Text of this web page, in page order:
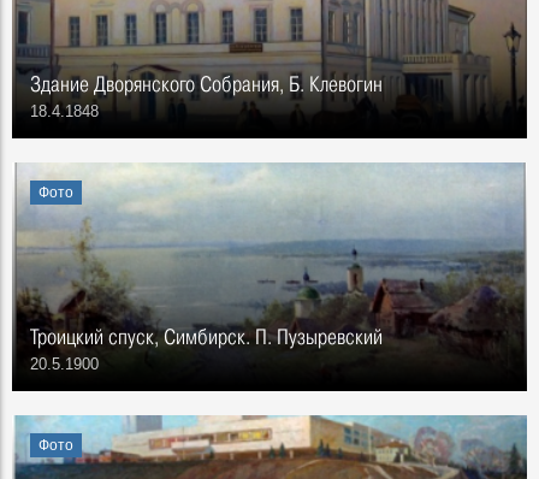
Здание Дворянского Собрания, Б. Клевогин
18.4.1848
Фото
Троицкий спуск, Симбирск. П. Пузыревский
20.5.1900
Фото